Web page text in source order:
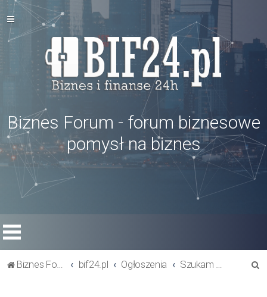
Biznes Forum - forum biznesowe
pomysł na biznes
Biznes Forum bif24.pl Ogłoszenia Szukam wspólnika / inwestora